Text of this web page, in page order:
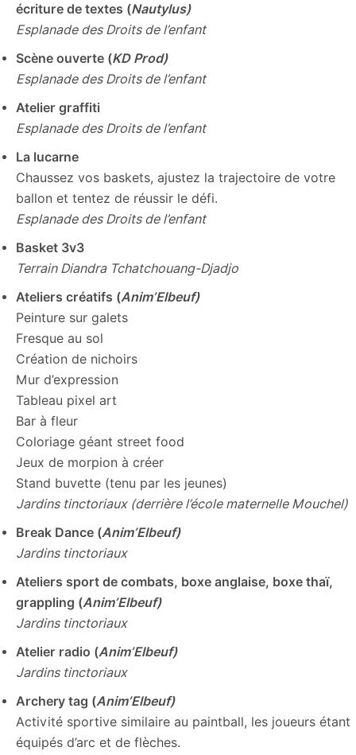
écriture de textes (Nautylus)
Esplanade des Droits de l’enfant
Scène ouverte (KD Prod)
Esplanade des Droits de l’enfant
Atelier graffiti
Esplanade des Droits de l’enfant
La lucarne
Chaussez vos baskets, ajustez la trajectoire de votre
ballon et tentez de réussir le défi.
Esplanade des Droits de l’enfant
Basket 3v3
Terrain Diandra Tchatchouang-Djadjo
Ateliers créatifs (Anim’Elbeuf)
Peinture sur galets
Fresque au sol
Création de nichoirs
Mur d’expression
Tableau pixel art
Bar à fleur
Coloriage géant street food
Jeux de morpion à créer
Stand buvette (tenu par les jeunes)
Jardins tinctoriaux (derrière l’école maternelle Mouchel)
Break Dance (Anim’Elbeuf)
Jardins tinctoriaux
Ateliers sport de combats, boxe anglaise, boxe thaï,
grappling (Anim’Elbeuf)
Jardins tinctoriaux
Atelier radio (Anim’Elbeuf)
Jardins tinctoriaux
Archery tag (Anim’Elbeuf)
Activité sportive similaire au paintball, les joueurs étant
équipés d’arc et de flèches.